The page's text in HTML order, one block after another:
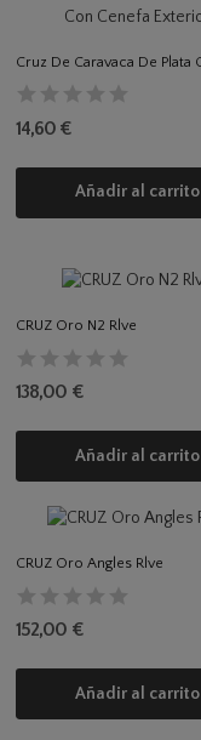
14,60 €
Añadir al carrito
CRUZ Oro N2 Rlve
138,00 €
Añadir al carrito
CRUZ Oro Angles Rlve
152,00 €
Añadir al carrito